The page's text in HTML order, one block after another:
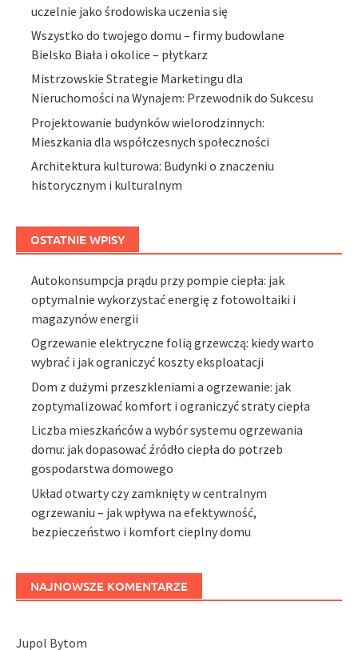
uczelnie jako środowiska uczenia się
Wszystko do twojego domu – firmy budowlane
Bielsko Biała i okolice – płytkarz
Mistrzowskie Strategie Marketingu dla
Nieruchomości na Wynajem: Przewodnik do Sukcesu
Projektowanie budynków wielorodzinnych:
Mieszkania dla współczesnych społeczności
Architektura kulturowa: Budynki o znaczeniu
historycznym i kulturalnym
OSTATNIE WPISY
Autokonsumpcja prądu przy pompie ciepła: jak
optymalnie wykorzystać energię z fotowoltaiki i
magazynów energii
Ogrzewanie elektryczne folią grzewczą: kiedy warto
wybrać i jak ograniczyć koszty eksploatacji
Dom z dużymi przeszkleniami a ogrzewanie: jak
zoptymalizować komfort i ograniczyć straty ciepła
Liczba mieszkańców a wybór systemu ogrzewania
domu: jak dopasować źródło ciepła do potrzeb
gospodarstwa domowego
Układ otwarty czy zamknięty w centralnym
ogrzewaniu – jak wpływa na efektywność,
bezpieczeństwo i komfort cieplny domu
NAJNOWSZE KOMENTARZE
Jupol Bytom